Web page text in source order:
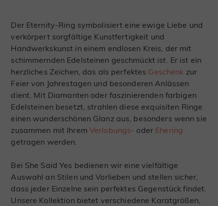
Der Eternity-Ring symbolisiert eine ewige Liebe und
verkörpert sorgfältige Kunstfertigkeit und
Handwerkskunst in einem endlosen Kreis, der mit
schimmernden Edelsteinen geschmückt ist. Er ist ein
herzliches Zeichen, das als perfektes Geschenk zur
Feier von Jahrestagen und besonderen Anlässen
dient. Mit Diamanten oder faszinierenden farbigen
Edelsteinen besetzt, strahlen diese exquisiten Ringe
einen wunderschönen Glanz aus, besonders wenn sie
zusammen mit Ihrem Verlobungs- oder Ehering
getragen werden.
Bei She Said Yes bedienen wir eine vielfältige
Auswahl an Stilen und Vorlieben und stellen sicher,
dass jeder Einzelne sein perfektes Gegenstück findet.
Unsere Kollektion bietet verschiedene Karatgrößen,